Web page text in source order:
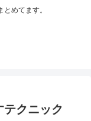
めてます。
クニック